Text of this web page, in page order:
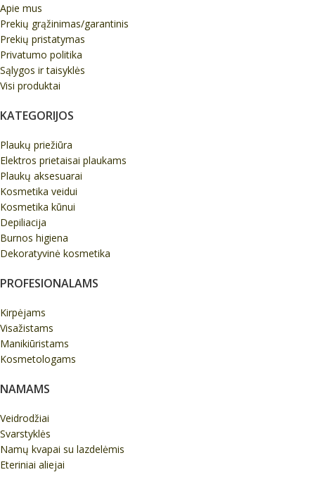
Apie mus
Prekių grąžinimas/garantinis
Prekių pristatymas
Privatumo politika
Sąlygos ir taisyklės
Visi produktai
KATEGORIJOS
Plaukų priežiūra
Elektros prietaisai plaukams
Plaukų aksesuarai
Kosmetika veidui
Kosmetika kūnui
Depiliacija
Burnos higiena
Dekoratyvinė kosmetika
PROFESIONALAMS
Kirpėjams
Visažistams
Manikiūristams
Kosmetologams
NAMAMS
Veidrodžiai
Svarstyklės
Namų kvapai su lazdelėmis
Eteriniai aliejai